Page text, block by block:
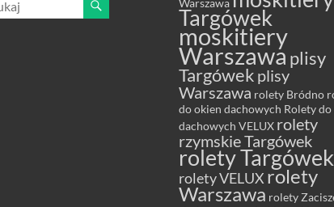
Warszawa
Targówek
moskitiery
Warszawa plisy
Targówek plisy
Warszawa rolety Bródno
do okien dachowych Rolety do
dachowych VELUX rolety
rzymskie Targówek
rolety Targówek
rolety VELUX rolety
Warszawa rolety